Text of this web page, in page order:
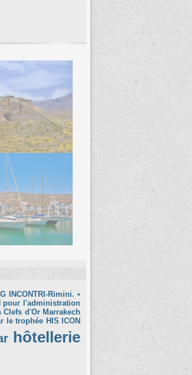
INCONTRI-Rimini. •
pour l'administration
Clefs d'Or Marrakech
le trophée HIS ICON
hôtellerie